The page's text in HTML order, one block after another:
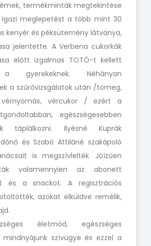
termékminták megtekintése
meglepetést a több mint 30
kenyér és péksütemény látványa,
jelentette. A Verbena cukorkák
előtt izgalmas TOTÓ-t kellett
gyerekeknek. Néhányan
a szűrővizsgálatok után /tömeg,
vérnyomás, vércukor / ezért a
egészségesebben
táplálkozni. Ilyésné Kuprák
és Szabó Attiláné szakápoló
is megszívlelték. Jóízűen
valamennyien az abonett
és a snackot. A regisztrációs
azokat elküldve remélik,
életmód, egészséges
mindnyájunk szívügye és ezzel a